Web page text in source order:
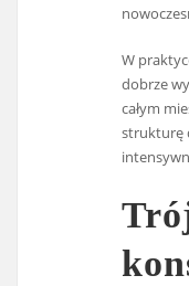
W
dobrze
całym
strukturę